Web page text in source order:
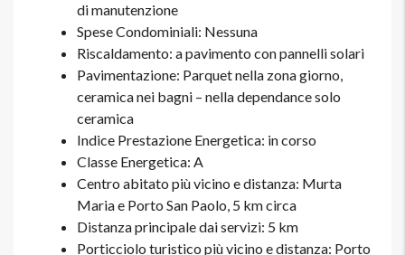
di manutenzione
Spese Condominiali: Nessuna
Riscaldamento: a pavimento con pannelli solari
Pavimentazione: Parquet nella zona giorno,
ceramica nei bagni – nella dependance solo
ceramica
Indice Prestazione Energetica: in corso
Classe Energetica: A
Centro abitato più vicino e distanza: Murta
Maria e Porto San Paolo, 5 km circa
Distanza principale dai servizi: 5 km
Porticciolo turistico più vicino e distanza: Porto